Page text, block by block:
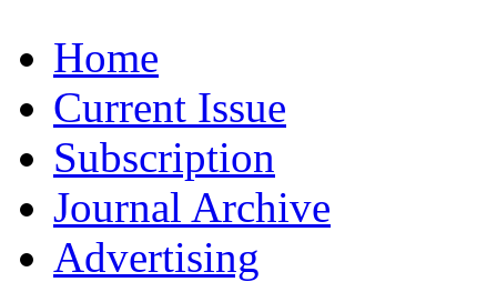
Home
Current Issue
Subscription
Journal Archive
Advertising